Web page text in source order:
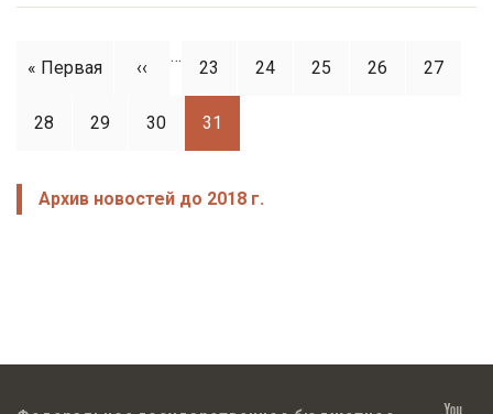
Нумерация
Первая
страница
« Первая Предыдущая
страница
‹‹
…
Page
23 Page
24 Page
25 Page
26 Page
27
Page
28 Page
29 Page
30 Page
31
Архив новостей до 2018 г.